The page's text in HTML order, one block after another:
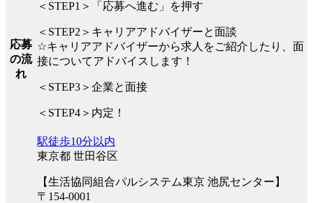
応募
の流
れ
＜STEP1＞「応募へ進む」を押す
＜STEP2＞キャリアアドバイザーと面談
☆キャリアアドバイザーから求人をご紹介したり、面
接についてアドバイスします！
＜STEP3＞企業と面接
＜STEP4＞内定！
駅徒歩10分以内
東京都 世田谷区
【生活協同組合パルシステム東京 池尻センター】
〒154-0001